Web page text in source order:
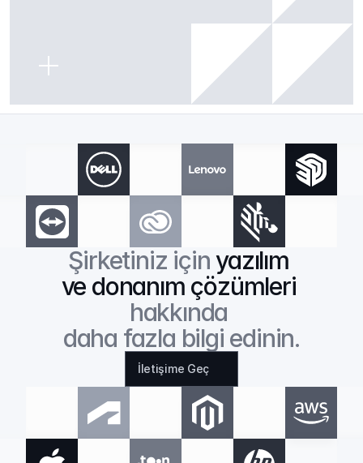
Şirketiniz için yazılım
ve donanım çözümleri
hakkında
daha fazla bilgi edinin.
İletişime Geç